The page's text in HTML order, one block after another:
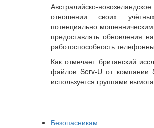
Австралийско-
отношении своих
потенциально
предоставлять обновления
работоспособность
Как отмечает британский
файлов Serv-U от компании
используется группами
Безопасникам